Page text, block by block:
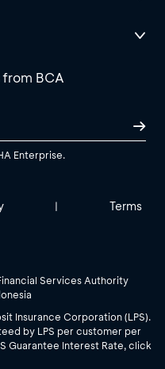
BCA
Enterprise.
| Terms
Services Authority
Insurance Corporation (LPS).
by LPS per customer per
Guarantee Interest Rate, click